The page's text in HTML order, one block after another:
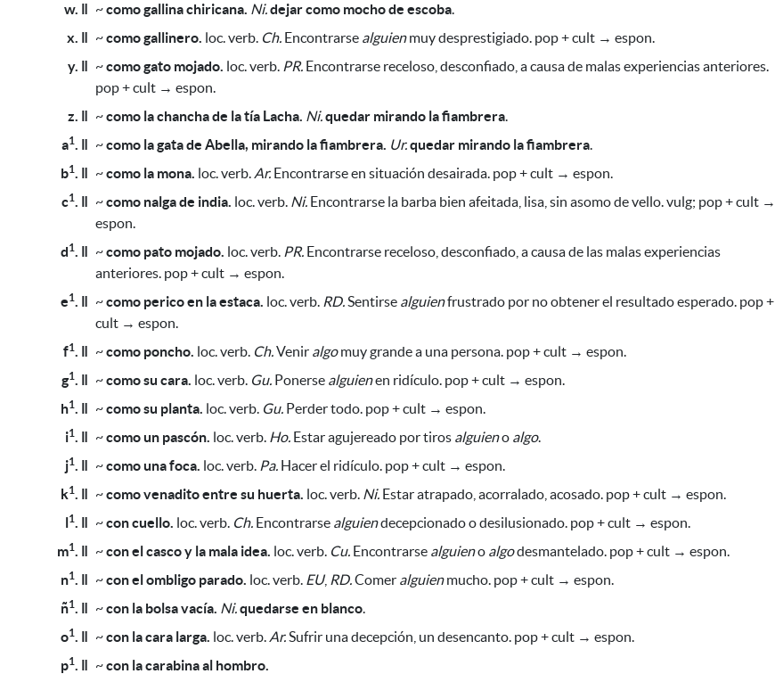
w. ǁ ~como gallina chiricana. Ni.dejar como mocho de escoba.
x. ǁ ~como gallinero. loc. verb. Ch. Encontrarse alguienmuy desprestigiado. pop + cult → espon.
y. ǁ ~como gato mojado. loc. verb. PR. Encontrarse receloso, desconfiado, a causa de malas experiencias anteriores.
pop + cult → espon.
z. ǁ ~como la chancha de la tía Lacha. Ni.quedar mirando la fiambrera.
a1. ǁ ~como la gata de Abella, mirando la fiambrera. Ur.quedar mirando la fiambrera.
b1. ǁ ~como la mona. loc. verb. Ar. Encontrarse en situación desairada. pop + cult → espon.
c1. ǁ ~como nalga de india. loc. verb. Ni. Encontrarse la barba bien afeitada, lisa, sin asomo de vello. vulg; pop + cult →
espon.
d1. ǁ ~como pato mojado. loc. verb. PR. Encontrarse receloso, desconfiado, a causa de las malas experiencias
anteriores. pop + cult → espon.
e1. ǁ ~como perico en la estaca. loc. verb. RD.Sentirse alguienfrustrado por no obtener el resultado esperado. pop +
cult → espon.
f1. ǁ ~como poncho. loc. verb. Ch.Venir algomuy grande a una persona. pop + cult → espon.
g1. ǁ ~como su cara. loc. verb. Gu. Ponerse alguienen ridículo. pop + cult → espon.
h1. ǁ ~como su planta. loc. verb. Gu. Perder todo. pop + cult → espon.
i1. ǁ ~como un pascón. loc. verb. Ho. Estar agujereado por tiros alguieno algo.
j1. ǁ ~como una foca. loc. verb. Pa. Hacer el ridículo. pop + cult → espon.
k1. ǁ ~como venadito entre su huerta. loc. verb. Ni. Estar atrapado, acorralado, acosado. pop + cult → espon.
l1. ǁ ~con cuello. loc. verb. Ch. Encontrarse alguiendecepcionado o desilusionado. pop + cult → espon.
m1. ǁ ~con el casco y la mala idea. loc. verb. Cu. Encontrarse alguieno algodesmantelado. pop + cult → espon.
n1. ǁ ~con el ombligo parado. loc. verb. EU, RD.Comer alguienmucho. pop + cult → espon.
ñ1. ǁ ~con la bolsa vacía. Ni.quedarse en blanco.
o1. ǁ ~con la cara larga. loc. verb. Ar.Sufrir una decepción, un desencanto. pop + cult → espon.
p1. ǁ ~con la carabina al hombro.